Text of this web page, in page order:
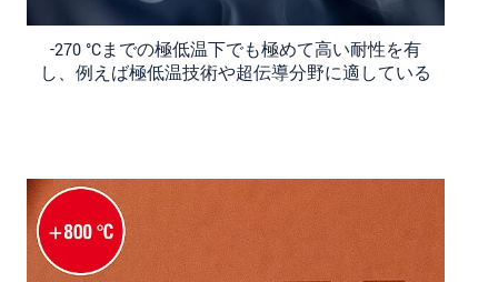
-270 °Cまでの極低温下でも極めて高い耐性を有
し、例えば極低温技術や超伝導分野に適している